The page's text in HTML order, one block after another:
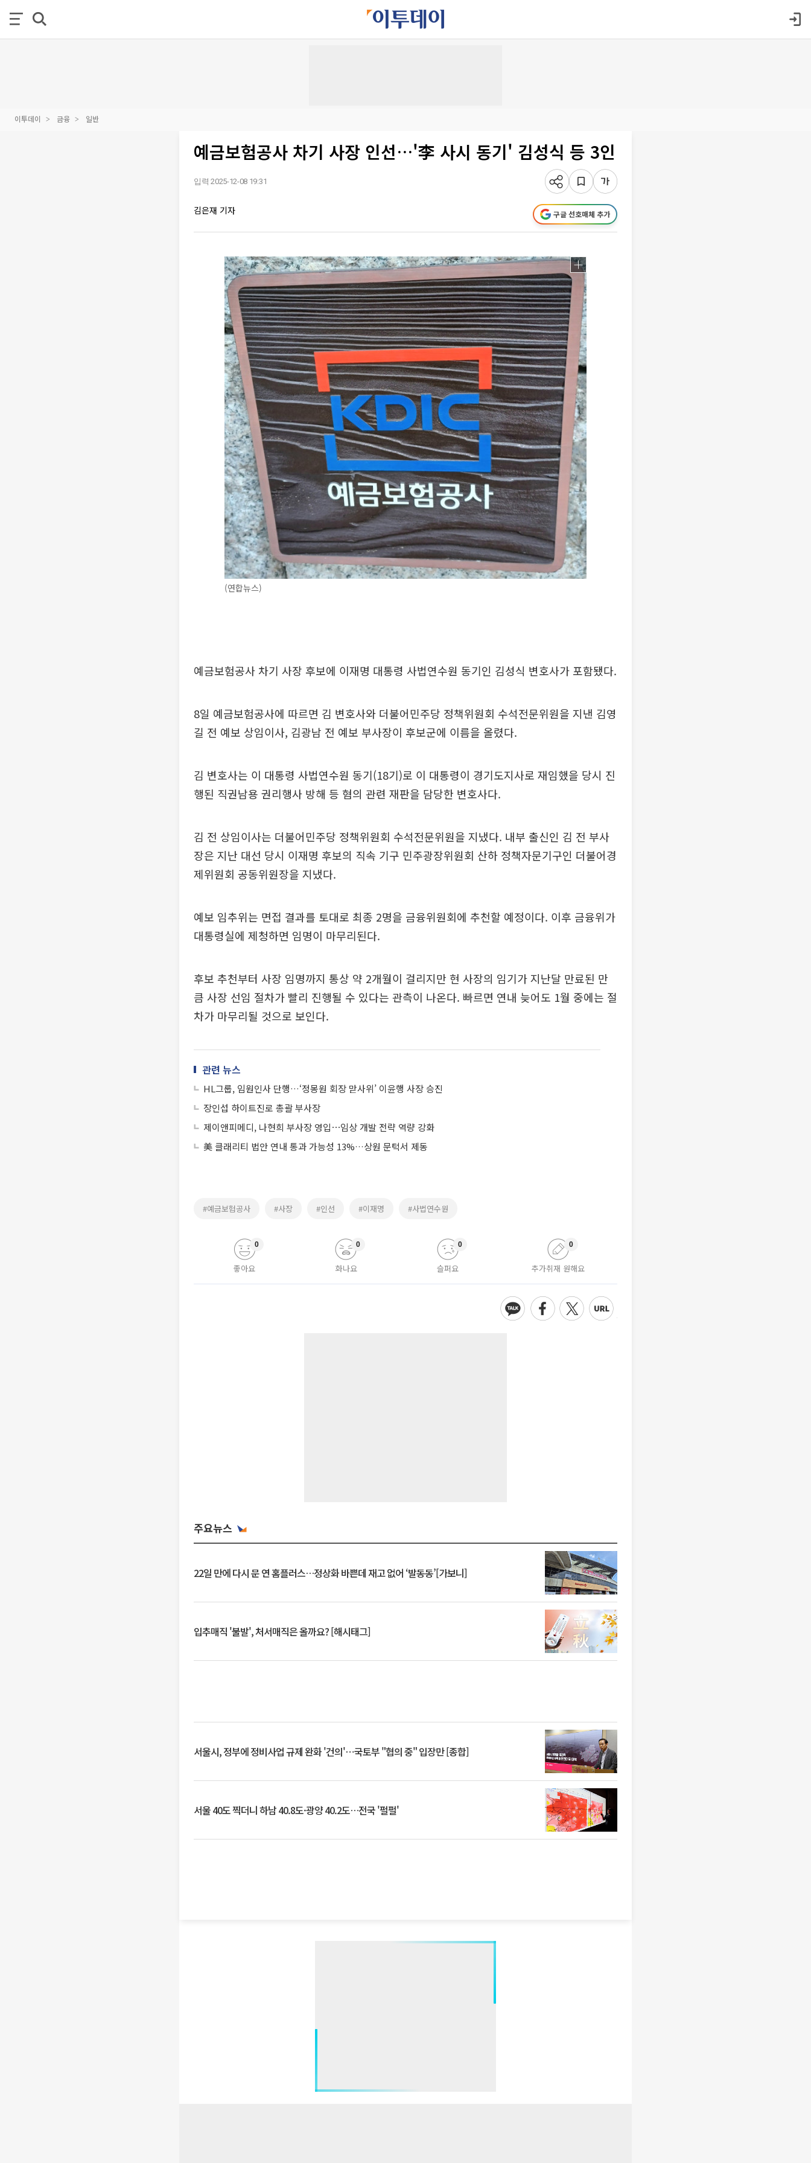
이투데이 금융 일반
예금보험공사 차기 사장 인선…'李 사시 동기' 김성식 등 3인
입력 2025-12-08 19:31
김은재 기자 구글 선호매체 추가
(연합뉴스)
예금보험공사 차기 사장 후보에 이재명 대통령 사법연수원 동기인 김성식 변호사가 포함됐다.
8일 예금보험공사에 따르면 김 변호사와 더불어민주당 정책위원회 수석전문위원을 지낸 김영
길 전 예보 상임이사, 김광남 전 예보 부사장이 후보군에 이름을 올렸다.
김 변호사는 이 대통령 사법연수원 동기(18기)로 이 대통령이 경기도지사로 재임했을 당시 진
행된 직권남용 권리행사 방해 등 혐의 관련 재판을 담당한 변호사다.
김 전 상임이사는 더불어민주당 정책위원회 수석전문위원을 지냈다. 내부 출신인 김 전 부사
장은 지난 대선 당시 이재명 후보의 직속 기구 민주광장위원회 산하 정책자문기구인 더불어경
제위원회 공동위원장을 지냈다.
예보 임추위는 면접 결과를 토대로 최종 2명을 금융위원회에 추천할 예정이다. 이후 금융위가
대통령실에 제청하면 임명이 마무리된다.
후보 추천부터 사장 임명까지 통상 약 2개월이 걸리지만 현 사장의 임기가 지난달 만료된 만
큼 사장 선임 절차가 빨리 진행될 수 있다는 관측이 나온다. 빠르면 연내 늦어도 1월 중에는 절
차가 마무리될 것으로 보인다.
관련 뉴스
HL그룹, 임원인사 단행…‘정몽원 회장 맏사위’ 이윤행 사장 승진
장인섭 하이트진로 총괄 부사장
제이앤피메디, 나현희 부사장 영입⋯임상 개발 전략 역량 강화
美 클래리티 법안 연내 통과 가능성 13%…상원 문턱서 제동
#예금보험공사 #사장 #인선 #이재명 #사법연수원
좋아요
0
화나요
0
슬퍼요
0
추가취재 원해요
0
주요뉴스
22일 만에 다시 문 연 홈플러스…정상화 바쁜데 재고 없어 ‘발동동’[가보니]
입추매직 '불발', 처서매직은 올까요? [해시태그]
서울시, 정부에 정비사업 규제 완화 '건의'⋯국토부 "협의 중" 입장만 [종합]
서울 40도 찍더니 하남 40.8도·광양 40.2도…전국 '펄펄'